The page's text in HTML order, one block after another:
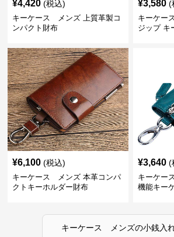
¥4,420 (税込)
キーケース メンズ 上質革製コ
ンパクト財布
¥3,580 (
キーケー
ジップ キ
¥6,100 (税込)
キーケース メンズ 本革コンパ
クトキーホルダー財布
¥3,640 (
キーケー
機能キー
キーケース メンズの小銭入